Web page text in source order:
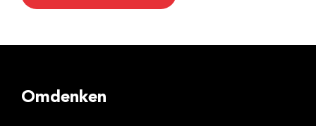
Omdenken